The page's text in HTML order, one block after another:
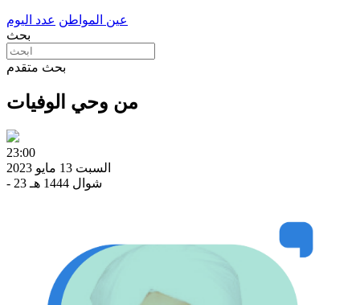
عين المواطن عدد اليوم
بحث
بحث متقدم
من وحي الوفيات
23:00
السبت 13 مايو 2023
- 23 شوال 1444 هـ